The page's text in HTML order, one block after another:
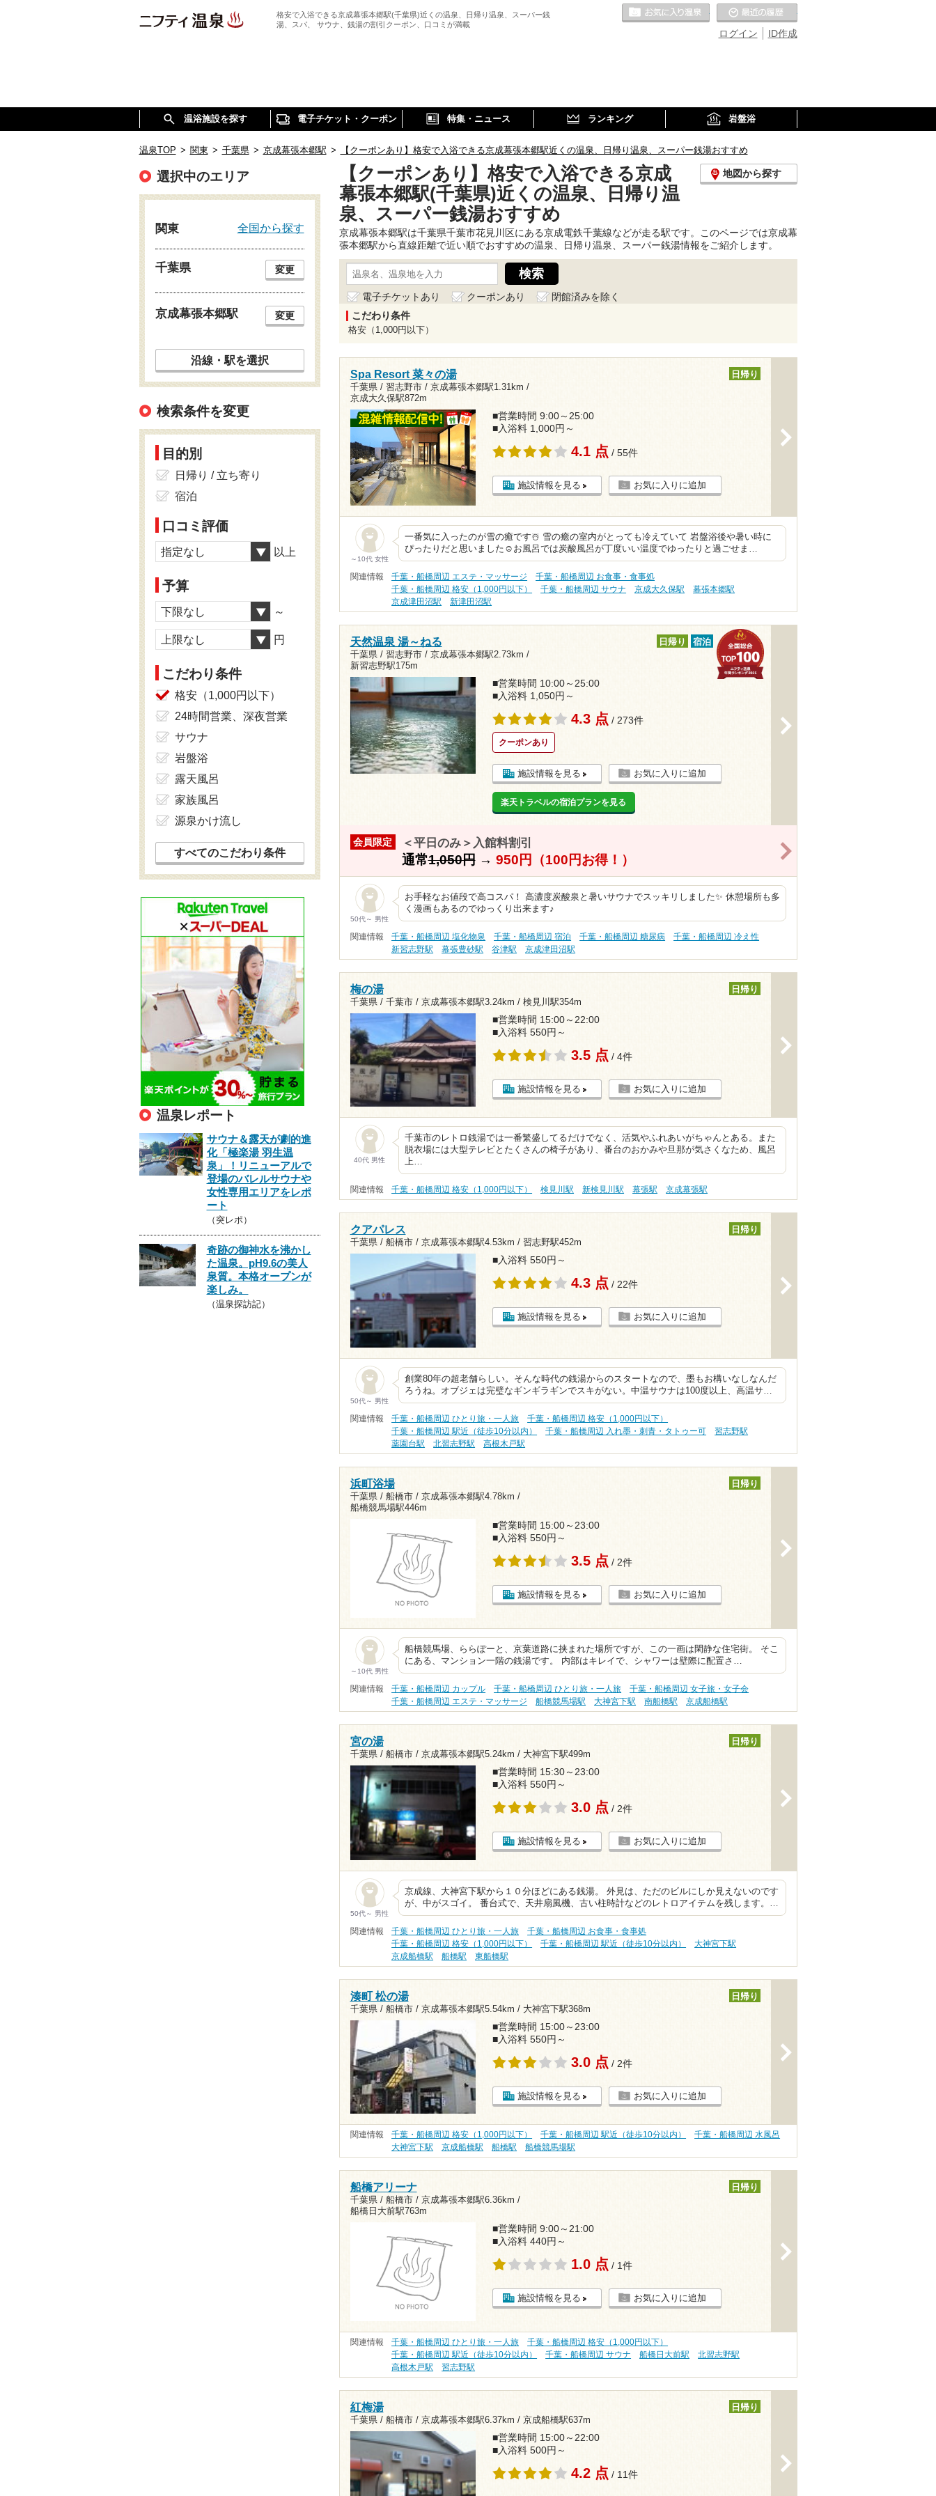
格安で入浴できる京成幕張本郷駅(千葉県)近くの温泉、日帰り温泉、スーパー銭
湯、スパ、 サウナ、銭湯の割引クーポン、口コミが満載
ID作成
ログイン
お気に入りの温泉
温浴施設を探す 電子チケット・クーポン 特集・ニュース ランキング 岩盤浴
温泉TOP > 関東 > 千葉県 > 京成幕張本郷駅 > 【クーポンあり】格安で入浴できる京成幕張本郷駅近くの温泉、日帰り温泉、スーパー銭湯おすすめ
【クーポンあり】格安で入浴できる京成
幕張本郷駅(千葉県)近くの温泉、日帰り温
泉、スーパー銭湯おすすめ
地図から探す
京成幕張本郷駅は千葉県千葉市花見川区にある京成電鉄千葉線などが走る駅です。このページでは京成幕
張本郷駅から直線距離で近い順でおすすめの温泉、日帰り温泉、スーパー銭湯情報をご紹介します。
電子チケットあり クーポンあり
閉館済みを除く
こだわり条件
格安（1,000円以下）
Spa Resort 菜々の湯
千葉県 / 習志野市 / 京成幕張本郷駅1.31km /
京成大久保駅872m
日帰り
■営業時間 9:00～25:00
■入浴料 1,000円～
4.1 点 / 55件
施設情報を見る お気に入りに追加
～10代 女性
一番気に入ったのが雪の癒です☃️ 雪の癒の室内がとっても冷えていて 岩盤浴後や暑い時に
ぴったりだと思いました☺️お風呂では炭酸風呂が丁度いい温度でゆったりと過ごせま…
関連情報 千葉・船橋周辺 エステ・マッサージ
千葉・船橋周辺 お食事・食事処
千葉・船橋周辺 格安（1,000円以下）
千葉・船橋周辺 サウナ 京成大久保駅
幕張本郷駅
京成津田沼駅
新津田沼駅
天然温泉 湯～ねる
千葉県 / 習志野市 / 京成幕張本郷駅2.73km /
新習志野駅175m
日帰り 宿泊
■営業時間 10:00～25:00
■入浴料 1,050円～
4.3 点 / 273件
クーポンあり
施設情報を見る お気に入りに追加
楽天トラベルの宿泊プランを見る
会員限定 ＜平日のみ＞入館料割引
通常1,050円→ 950円（100円お得！）
50代～ 男性
お手軽なお値段で高コスパ！ 高濃度炭酸泉と暑いサウナでスッキリしました✨ 休憩場所も多
く漫画もあるのでゆっくり出来ます♪
関連情報 千葉・船橋周辺 塩化物泉 千葉・船橋周辺 宿泊 千葉・船橋周辺 糖尿病
千葉・船橋周辺 冷え性
新習志野駅
幕張豊砂駅 谷津駅 京成津田沼駅
梅の湯
千葉県 / 千葉市 / 京成幕張本郷駅3.24km / 検見川駅354m
日帰り
■営業時間 15:00～22:00
■入浴料 550円～
3.5 点 / 4件
施設情報を見る お気に入りに追加
40代 男性
千葉市のレトロ銭湯では一番繁盛してるだけでなく、活気やふれあいがちゃんとある。また
脱衣場には大型テレビとたくさんの椅子があり、番台のおかみや旦那が気さくなため、風呂
上…
関連情報 千葉・船橋周辺 格安（1,000円以下） 検見川駅 新検見川駅 幕張駅 京成幕張駅
クアパレス
千葉県 / 船橋市 / 京成幕張本郷駅4.53km / 習志野駅452m
日帰り
■入浴料 550円～
4.3 点 / 22件
施設情報を見る お気に入りに追加
50代～ 男性
創業80年の超老舗らしい。そんな時代の銭湯からのスタートなので、墨もお構いなしなんだ
ろうね。オブジェは完璧なギンギラギンでスキがない。中温サウナは100度以上、高温サ…
関連情報 千葉・船橋周辺 ひとり旅・一人旅
千葉・船橋周辺 格安（1,000円以下）
千葉・船橋周辺 駅近（徒歩10分以内）
千葉・船橋周辺 入れ墨・刺青・タトゥー可
習志野駅
薬園台駅
北習志野駅 高根木戸駅
浜町浴場
千葉県 / 船橋市 / 京成幕張本郷駅4.78km /
船橋競馬場駅446m
日帰り
■営業時間 15:00～23:00
■入浴料 550円～
3.5 点 / 2件
施設情報を見る お気に入りに追加
～10代 男性
船橋競馬場、ららぽーと、京葉道路に挟まれた場所ですが、この一画は閑静な住宅街。 そこ
にある、マンション一階の銭湯です。 内部はキレイで、シャワーは壁際に配置さ…
関連情報 千葉・船橋周辺 カップル 千葉・船橋周辺 ひとり旅・一人旅
千葉・船橋周辺 女子旅・女子会
千葉・船橋周辺 エステ・マッサージ
船橋競馬場駅 大神宮下駅 南船橋駅 京成船橋駅
宮の湯
千葉県 / 船橋市 / 京成幕張本郷駅5.24km / 大神宮下駅499m
日帰り
■営業時間 15:30～23:00
■入浴料 550円～
3.0 点 / 2件
施設情報を見る お気に入りに追加
50代～ 男性
京成線、大神宮下駅から１０分ほどにある銭湯。 外見は、ただのビルにしか見えないのです
が、中がスゴイ。 番台式で、天井扇風機、古い柱時計などのレトロアイテムを残します。…
関連情報 千葉・船橋周辺 ひとり旅・一人旅
千葉・船橋周辺 お食事・食事処
千葉・船橋周辺 格安（1,000円以下）
千葉・船橋周辺 駅近（徒歩10分以内）
大神宮下駅
京成船橋駅
船橋駅 東船橋駅
湊町 松の湯
千葉県 / 船橋市 / 京成幕張本郷駅5.54km / 大神宮下駅368m
日帰り
■営業時間 15:00～23:00
■入浴料 550円～
3.0 点 / 2件
施設情報を見る お気に入りに追加
関連情報 千葉・船橋周辺 格安（1,000円以下） 千葉・船橋周辺 駅近（徒歩10分以内）
千葉・船橋周辺 水風呂
大神宮下駅
京成船橋駅 船橋駅 船橋競馬場駅
船橋アリーナ
千葉県 / 船橋市 / 京成幕張本郷駅6.36km /
船橋日大前駅763m
日帰り
■営業時間 9:00～21:00
■入浴料 440円～
1.0 点 / 1件
施設情報を見る お気に入りに追加
関連情報 千葉・船橋周辺 ひとり旅・一人旅
千葉・船橋周辺 格安（1,000円以下）
千葉・船橋周辺 駅近（徒歩10分以内）
千葉・船橋周辺 サウナ 船橋日大前駅
北習志野駅
高根木戸駅
習志野駅
紅梅湯
千葉県 / 船橋市 / 京成幕張本郷駅6.37km / 京成船橋駅637m
日帰り
■営業時間 15:00～22:00
■入浴料 500円～
4.2 点 / 11件
選択中のエリア
関東 全国から探す
千葉県 変更
京成幕張本郷駅 変更
沿線・駅を選択
検索条件を変更
目的別
日帰り / 立ち寄り
宿泊
口コミ評価
指定なし 以上
予算
下限なし ～
上限なし 円
こだわり条件
格安（1,000円以下）
24時間営業、深夜営業
サウナ
岩盤浴
露天風呂
家族風呂
源泉かけ流し
すべてのこだわり条件
温泉レポート
サウナ＆露天が劇的進
化「極楽湯 羽生温
泉」！リニューアルで
登場のバレルサウナや
女性専用エリアをレポ
ート
（突レポ）
奇跡の御神水を沸かし
た温泉。pH9.6の美人
泉質。本格オープンが
楽しみ。
（温泉探訪記）